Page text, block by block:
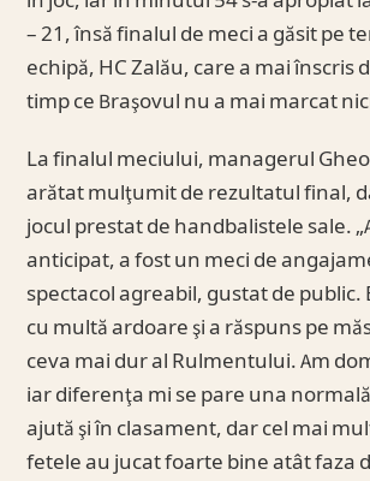
– 21, însă finalul de meci a găsit pe
echipă, HC Zalău, care a mai înscris
timp ce Braşovul nu a mai marcat
La finalul meciului, managerul
arătat mulţumit de rezultatul final,
jocul prestat de handbalistele sale.
anticipat, a fost un meci de
spectacol agreabil, gustat de public.
cu multă ardoare şi a răspuns pe
ceva mai dur al Rulmentului. Am
iar diferenţa mi se pare una
ajută şi în clasament, dar cel mai
fetele au jucat foarte bine atât faza